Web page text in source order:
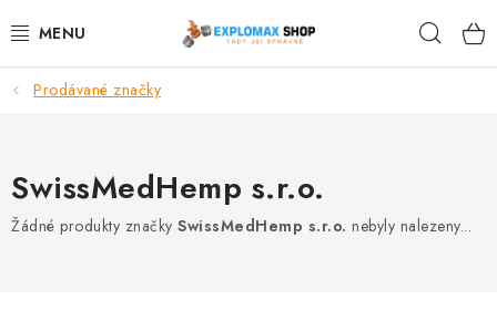
na
%AKCE
Prodávané značky
SwissMedHemp s.r.o.
Žádné produkty značky SwissMedHemp s.r.o. nebyly nalezeny...